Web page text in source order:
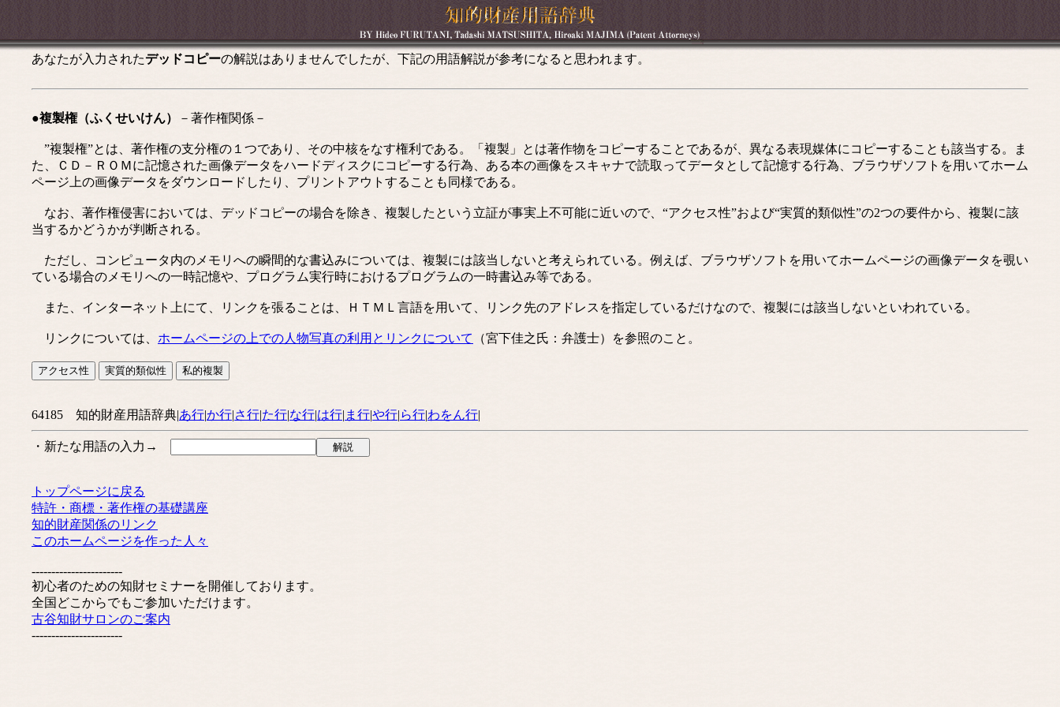
あなたが入力されたデッドコピーの解説はありませんでしたが、下記の用語解説が参考になると思われます。
●複製権（ふくせいけん） －著作権関係－
”複製権”とは、著作権の支分権の１つであり、その中核をなす権利である。「複製」とは著作物をコピーすることであるが、異なる表現媒体にコピーすることも該当する。ま
た、ＣＤ－ＲＯＭに記憶された画像データをハードディスクにコピーする行為、ある本の画像をスキャナで読取ってデータとして記憶する行為、ブラウザソフトを用いてホーム
ページ上の画像データをダウンロードしたり、プリントアウトすることも同様である。
なお、著作権侵害においては、デッドコピーの場合を除き、複製したという立証が事実上不可能に近いので、“アクセス性”および“実質的類似性”の2つの要件から、複製に該
当するかどうかが判断される。
ただし、コンピュータ内のメモリへの瞬間的な書込みについては、複製には該当しないと考えられている。例えば、ブラウザソフトを用いてホームページの画像データを覗い
ている場合のメモリへの一時記憶や、プログラム実行時におけるプログラムの一時書込み等である。
また、インターネット上にて、リンクを張ることは、ＨＴＭＬ言語を用いて、リンク先のアドレスを指定しているだけなので、複製には該当しないといわれている。
リンクについては、 ホームページの上での人物写真の利用とリンクについて （宮下佳之氏：弁護士）を参照のこと。
64185 知的財産用語辞典|あ行|か行|さ行|た行|な行|は行| ま行|や行|ら行|わをん行|
・新たな用語の入力→
トップページに戻る
特許・商標・著作権の基礎講座
知的財産関係のリンク
このホームページを作った人々
-----------------------
初心者のための知財セミナーを開催しております。
全国どこからでもご参加いただけます。
古谷知財サロンのご案内
-----------------------